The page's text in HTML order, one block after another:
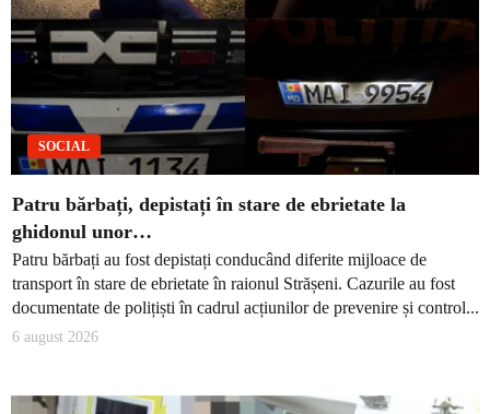
SOCIAL
Patru bărbați, depistați în stare de ebrietate la
ghidonul unor…
Patru bărbați au fost depistați conducând diferite mijloace de
transport în stare de ebrietate în raionul Strășeni. Cazurile au fost
documentate de polițiști în cadrul acțiunilor de prevenire și control...
6 august 2026